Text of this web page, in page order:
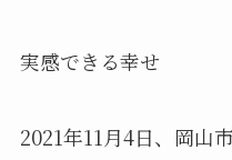
実感できる幸せ
2021年11月4日、岡山